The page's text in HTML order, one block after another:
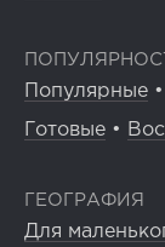
Популярные •
Готовые •
ГЕОГРАФИЯ
Для